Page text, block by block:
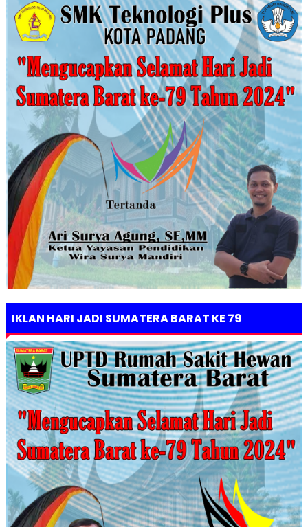
IKLAN HARI JADI SUMATERA BARAT KE 79